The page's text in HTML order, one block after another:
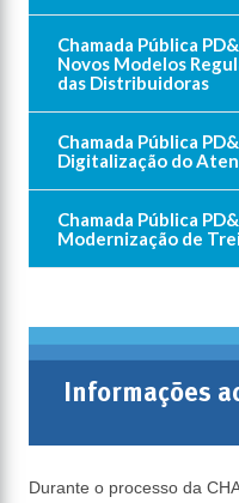
Chamada Pública
Novos Modelos
das Distribuidoras
Chamada Pública
Digitalização do
Chamada Pública
Modernização de
Informações
Durante o processo da